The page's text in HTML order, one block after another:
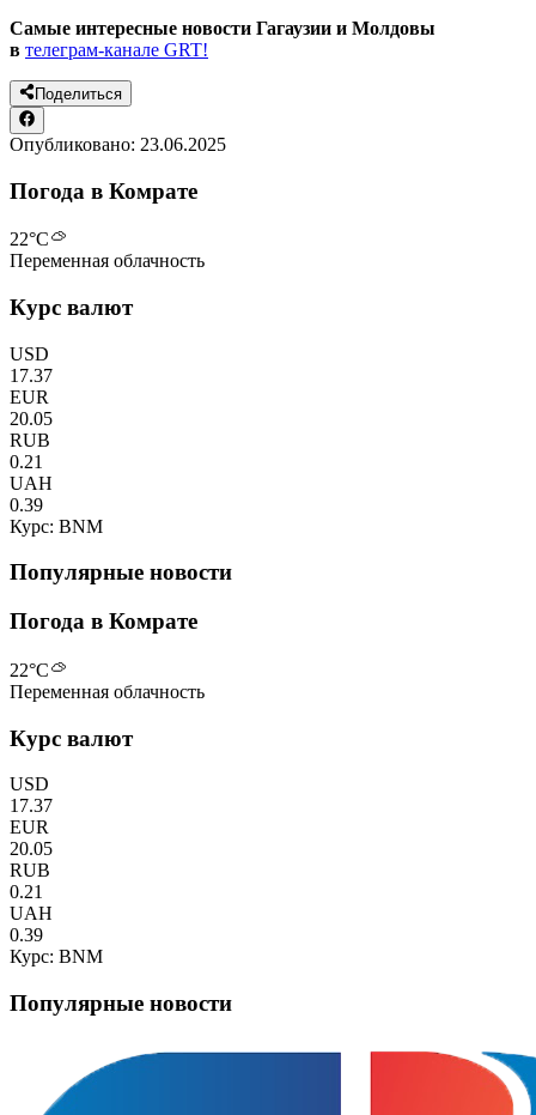
Самые интересные новости Гагаузии и Молдовы
в телеграм-канале GRT!
Поделиться
Опубликовано: 23.06.2025
Погода в Комрате
22°C
Переменная облачность
Курс валют
USD
17.37
EUR
20.05
RUB
0.21
UAH
0.39
Курс: BNM
Популярные новости
Погода в Комрате
22°C
Переменная облачность
Курс валют
USD
17.37
EUR
20.05
RUB
0.21
UAH
0.39
Курс: BNM
Популярные новости